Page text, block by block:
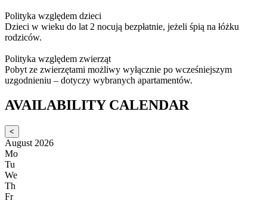
Polityka względem dzieci
Dzieci w wieku do lat 2 nocują bezpłatnie, jeżeli śpią na łóżku
rodziców.
Polityka względem zwierząt
Pobyt ze zwierzętami możliwy wyłącznie po wcześniejszym
uzgodnieniu – dotyczy wybranych apartamentów.
AVAILABILITY CALENDAR
<
August 2026
Mo
Tu
We
Th
Fr